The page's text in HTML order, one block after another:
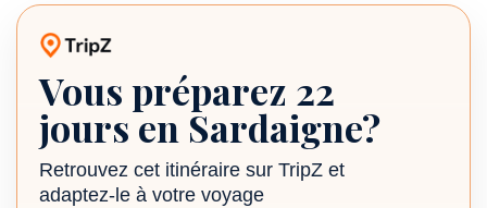
Itinéraire TripZ
Vous préparez 22
jours en Sardaigne?
Retrouvez cet itinéraire sur TripZ et
adaptez-le à votre voyage